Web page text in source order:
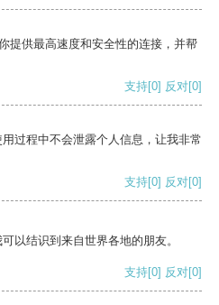
提供最高速度和安全性的连接，并帮
支持[0] 反对[0]
过程中不会泄露个人信息，让我非常
支持[0] 反对[0]
以结识到来自世界各地的朋友。
支持[0] 反对[0]